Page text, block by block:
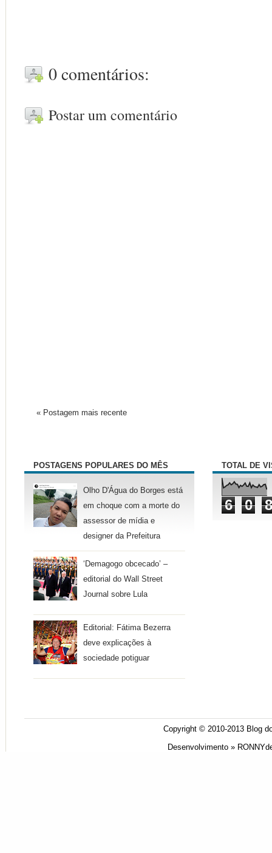
0 comentários:
Postar um comentário
« Postagem mais recente
POSTAGENS POPULARES DO MÊS
Olho D'Água do Borges está
em choque com a morte do
assessor de mídia e
designer da Prefeitura
‘Demagogo obcecado’ –
editorial do Wall Street
Journal sobre Lula
Editorial: Fátima Bezerra
deve explicações à
sociedade potiguar
TOTAL DE
6 0 8
Copyright © 2010-2013 Blog
Desenvolvimento »